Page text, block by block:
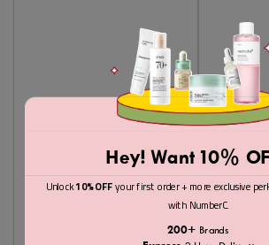
Hey! Want 10%
Unlock10% OFFyour first order + more exclusive
with NumberC.
200+ Brands